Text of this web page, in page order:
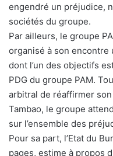
engendré un préjudice,
sociétés du groupe.
Par ailleurs, le groupe
organisé à son encontre
dont l’un des objectifs
PDG du groupe PAM.
arbitral de réaffirmer
Tambao, le groupe
sur l’ensemble des
Pour sa part, l’Etat du
pages, estime à propos